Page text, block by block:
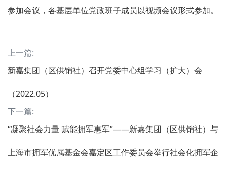
参加会议，各基层单位党政班子成员以视频会议形式参加。
上一篇:
新嘉集团（区供销社）召开党委中心组学习（扩大）会
（2022.05）
下一篇:
“凝聚社会力量 赋能拥军惠军”——新嘉集团（区供销社）与
上海市拥军优属基金会嘉定区工作委员会举行社会化拥军企